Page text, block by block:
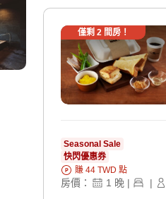
僅剩 2 間房！
Seasonal Sale
快閃優惠券
賺 44 TWD 點
房價： 1 晚 | |